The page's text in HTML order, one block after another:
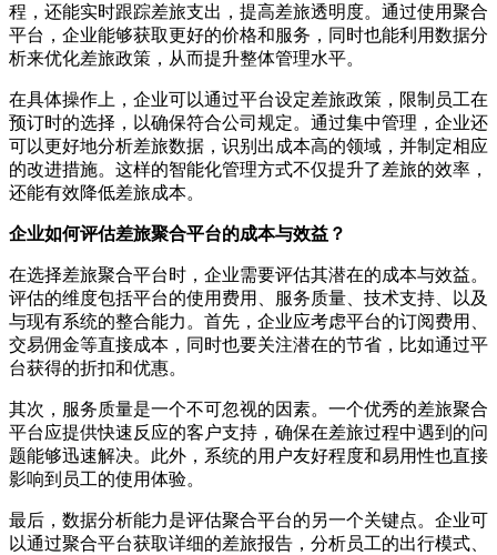
程，还能实时跟踪差旅支出，提高差旅透明度。通过使用聚合
平台，企业能够获取更好的价格和服务，同时也能利用数据分
析来优化差旅政策，从而提升整体管理水平。
在具体操作上，企业可以通过平台设定差旅政策，限制员工在
预订时的选择，以确保符合公司规定。通过集中管理，企业还
可以更好地分析差旅数据，识别出成本高的领域，并制定相应
的改进措施。这样的智能化管理方式不仅提升了差旅的效率，
还能有效降低差旅成本。
企业如何评估差旅聚合平台的成本与效益？
在选择差旅聚合平台时，企业需要评估其潜在的成本与效益。
评估的维度包括平台的使用费用、服务质量、技术支持、以及
与现有系统的整合能力。首先，企业应考虑平台的订阅费用、
交易佣金等直接成本，同时也要关注潜在的节省，比如通过平
台获得的折扣和优惠。
其次，服务质量是一个不可忽视的因素。一个优秀的差旅聚合
平台应提供快速反应的客户支持，确保在差旅过程中遇到的问
题能够迅速解决。此外，系统的用户友好程度和易用性也直接
影响到员工的使用体验。
最后，数据分析能力是评估聚合平台的另一个关键点。企业可
以通过聚合平台获取详细的差旅报告，分析员工的出行模式、